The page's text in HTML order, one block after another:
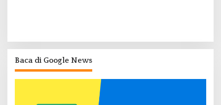
Baca di Google News